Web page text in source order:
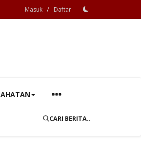
Masuk / Daftar
CARI BERITA..